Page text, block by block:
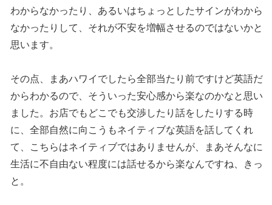
わからなかったり、あるいはちょっとしたサインがわから
なかったりして、それが不安を増幅させるのではないかと
思います。
その点、まあハワイでしたら全部当たり前ですけど英語だ
からわかるので、そういった安心感から楽なのかなと思い
ました。お店でもどこでも交渉したり話をしたりする時
に、全部自然に向こうもネイティブな英語を話してくれ
て、こちらはネイティブではありませんが、まあそんなに
生活に不自由ない程度には話せるから楽なんですね、きっ
と。